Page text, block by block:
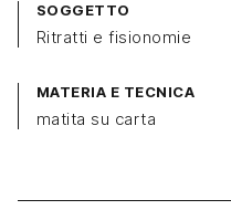
SOGGETTO
Ritratti e fisionomie
MATERIA E TECNICA
matita su carta